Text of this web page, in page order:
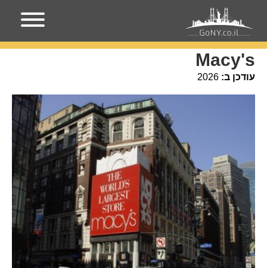
עמוד הבית מקומות בניו-יורק
Macy's
עודכן ב: 2026